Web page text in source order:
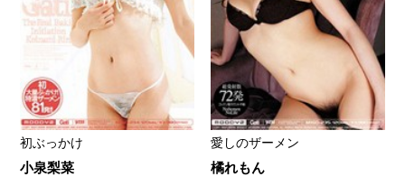
初ぶっかけ
小泉梨菜
愛しのザーメン
橘れもん